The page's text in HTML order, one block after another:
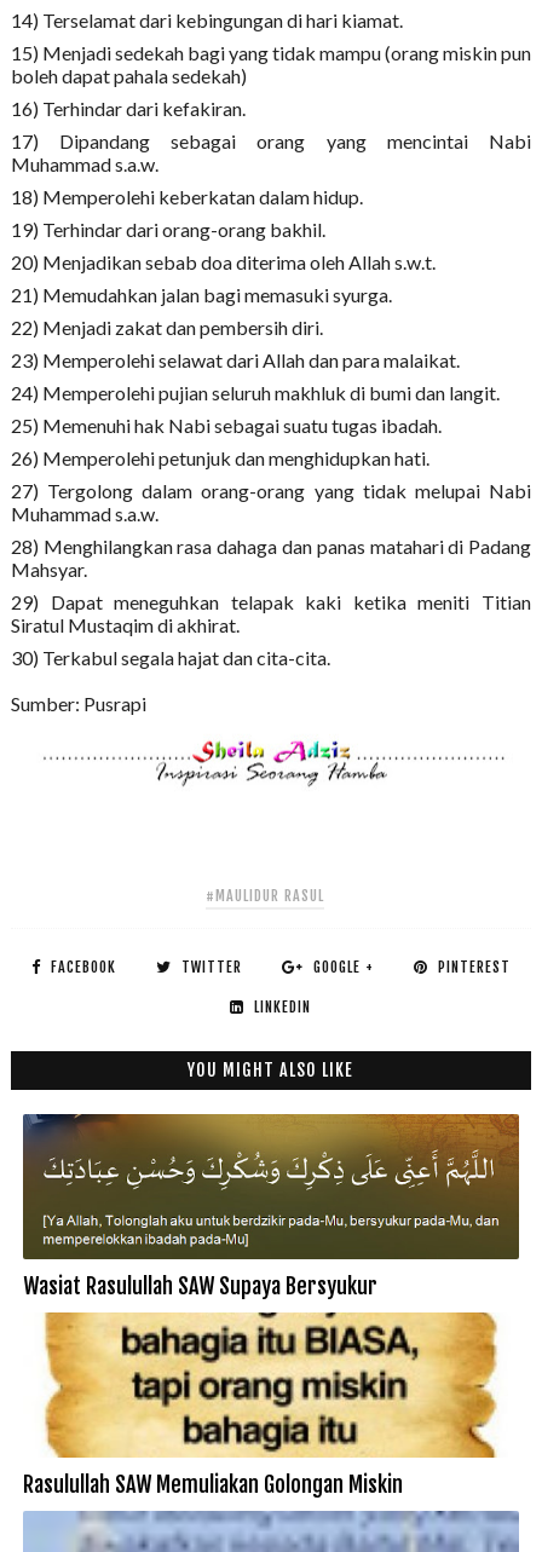
14) Terselamat dari kebingungan di hari kiamat.
15) Menjadi sedekah bagi yang tidak mampu (orang miskin pun
boleh dapat pahala sedekah)
16) Terhindar dari kefakiran.
17) Dipandang sebagai orang yang mencintai Nabi
Muhammad s.a.w.
18) Memperolehi keberkatan dalam hidup.
19) Terhindar dari orang-orang bakhil.
20) Menjadikan sebab doa diterima oleh Allah s.w.t.
21) Memudahkan jalan bagi memasuki syurga.
22) Menjadi zakat dan pembersih diri.
23) Memperolehi selawat dari Allah dan para malaikat.
24) Memperolehi pujian seluruh makhluk di bumi dan langit.
25) Memenuhi hak Nabi sebagai suatu tugas ibadah.
26) Memperolehi petunjuk dan menghidupkan hati.
27) Tergolong dalam orang-orang yang tidak melupai Nabi
Muhammad s.a.w.
28) Menghilangkan rasa dahaga dan panas matahari di Padang
Mahsyar.
29) Dapat meneguhkan telapak kaki ketika meniti Titian
Siratul Mustaqim di akhirat.
30) Terkabul segala hajat dan cita-cita.
Sumber: Pusrapi
#MAULIDUR RASUL
FACEBOOK TWITTER GOOGLE + PINTEREST
LINKEDIN
YOU MIGHT ALSO LIKE
Wasiat Rasulullah SAW Supaya Bersyukur
Rasulullah SAW Memuliakan Golongan Miskin